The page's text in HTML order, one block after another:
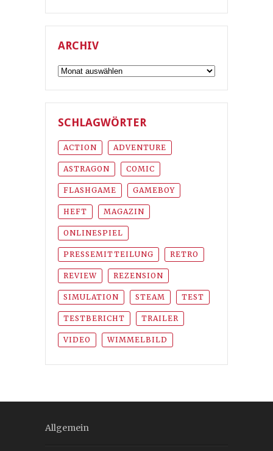
ARCHIV
Archiv
SCHLAGWÖRTER
ACTION ADVENTURE
ASTRAGON COMIC
FLASHGAME GAMEBOY
HEFT MAGAZIN
ONLINESPIEL
PRESSEMITTEILUNG RETRO
REVIEW REZENSION
SIMULATION STEAM TEST
TESTBERICHT TRAILER
VIDEO WIMMELBILD
Allgemein